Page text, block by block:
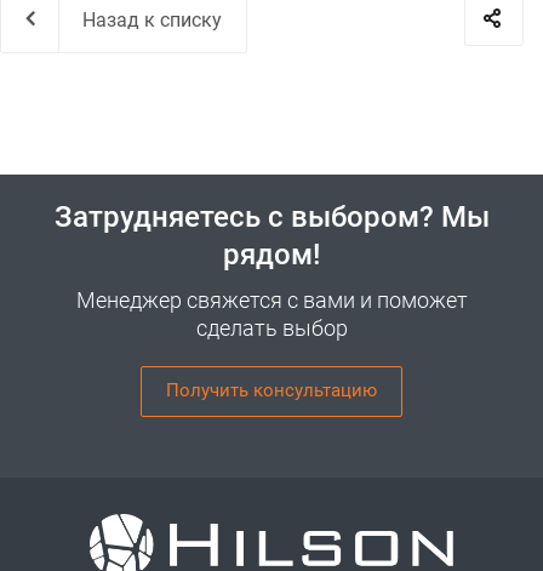
Назад к списку
Затрудняетесь с выбором? Мы
рядом!
Менеджер свяжется с вами и поможет
сделать выбор
Получить консультацию